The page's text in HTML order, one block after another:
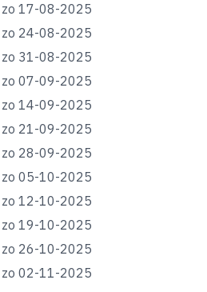
zo 17-08-2025
zo 24-08-2025
zo 31-08-2025
zo 07-09-2025
zo 14-09-2025
zo 21-09-2025
zo 28-09-2025
zo 05-10-2025
zo 12-10-2025
zo 19-10-2025
zo 26-10-2025
zo 02-11-2025